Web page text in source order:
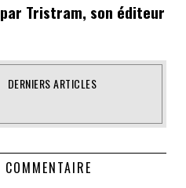
Tristram, son éditeur
DERNIERS ARTICLES